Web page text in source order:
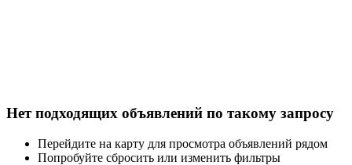
Нет подходящих объявлений по такому запросу
Перейдите на карту для просмотра объявлений рядом
Попробуйте сбросить или изменить фильтры